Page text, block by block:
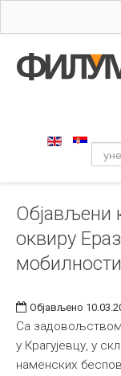
Упис
Уметност
Издаваштво
Библиотека
Студенти
Објављени
оквиру
мобилности
Објављено
Са
у Крагујевцу, у
наменских